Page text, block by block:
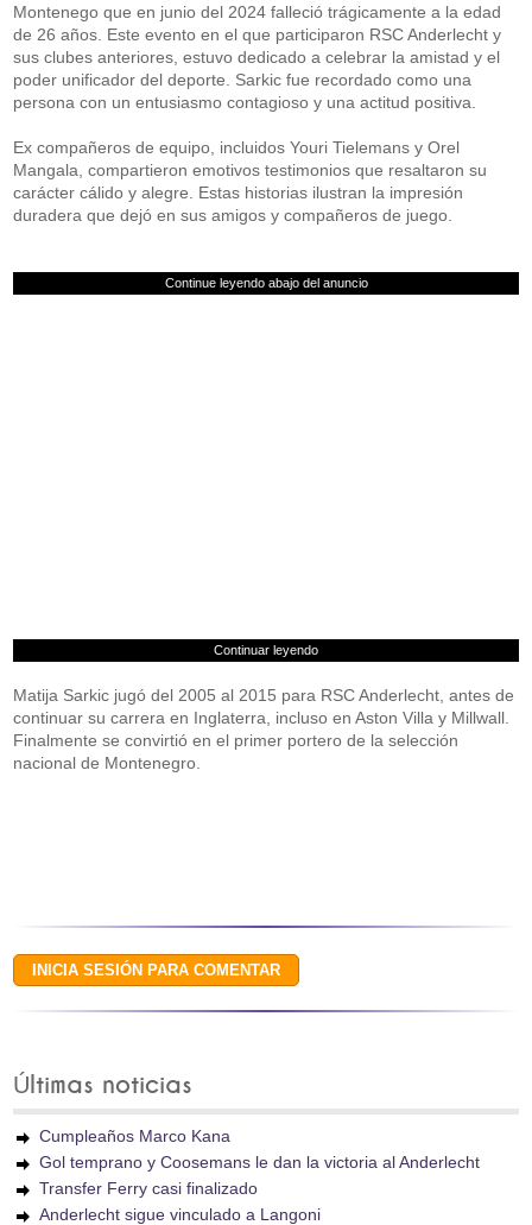
Montenego que en junio del 2024 falleció trágicamente a la edad
de 26 años. Este evento en el que participaron RSC Anderlecht y
sus clubes anteriores, estuvo dedicado a celebrar la amistad y el
poder unificador del deporte. Sarkic fue recordado como una
persona con un entusiasmo contagioso y una actitud positiva.
Ex compañeros de equipo, incluidos Youri Tielemans y Orel
Mangala, compartieron emotivos testimonios que resaltaron su
carácter cálido y alegre. Estas historias ilustran la impresión
duradera que dejó en sus amigos y compañeros de juego.
Continue leyendo abajo del anuncio
Continuar leyendo
Matija Sarkic jugó del 2005 al 2015 para RSC Anderlecht, antes de
continuar su carrera en Inglaterra, incluso en Aston Villa y Millwall.
Finalmente se convirtió en el primer portero de la selección
nacional de Montenegro.
Últimas noticias
Cumpleaños Marco Kana
Gol temprano y Coosemans le dan la victoria al Anderlecht
Transfer Ferry casi finalizado
Anderlecht sigue vinculado a Langoni